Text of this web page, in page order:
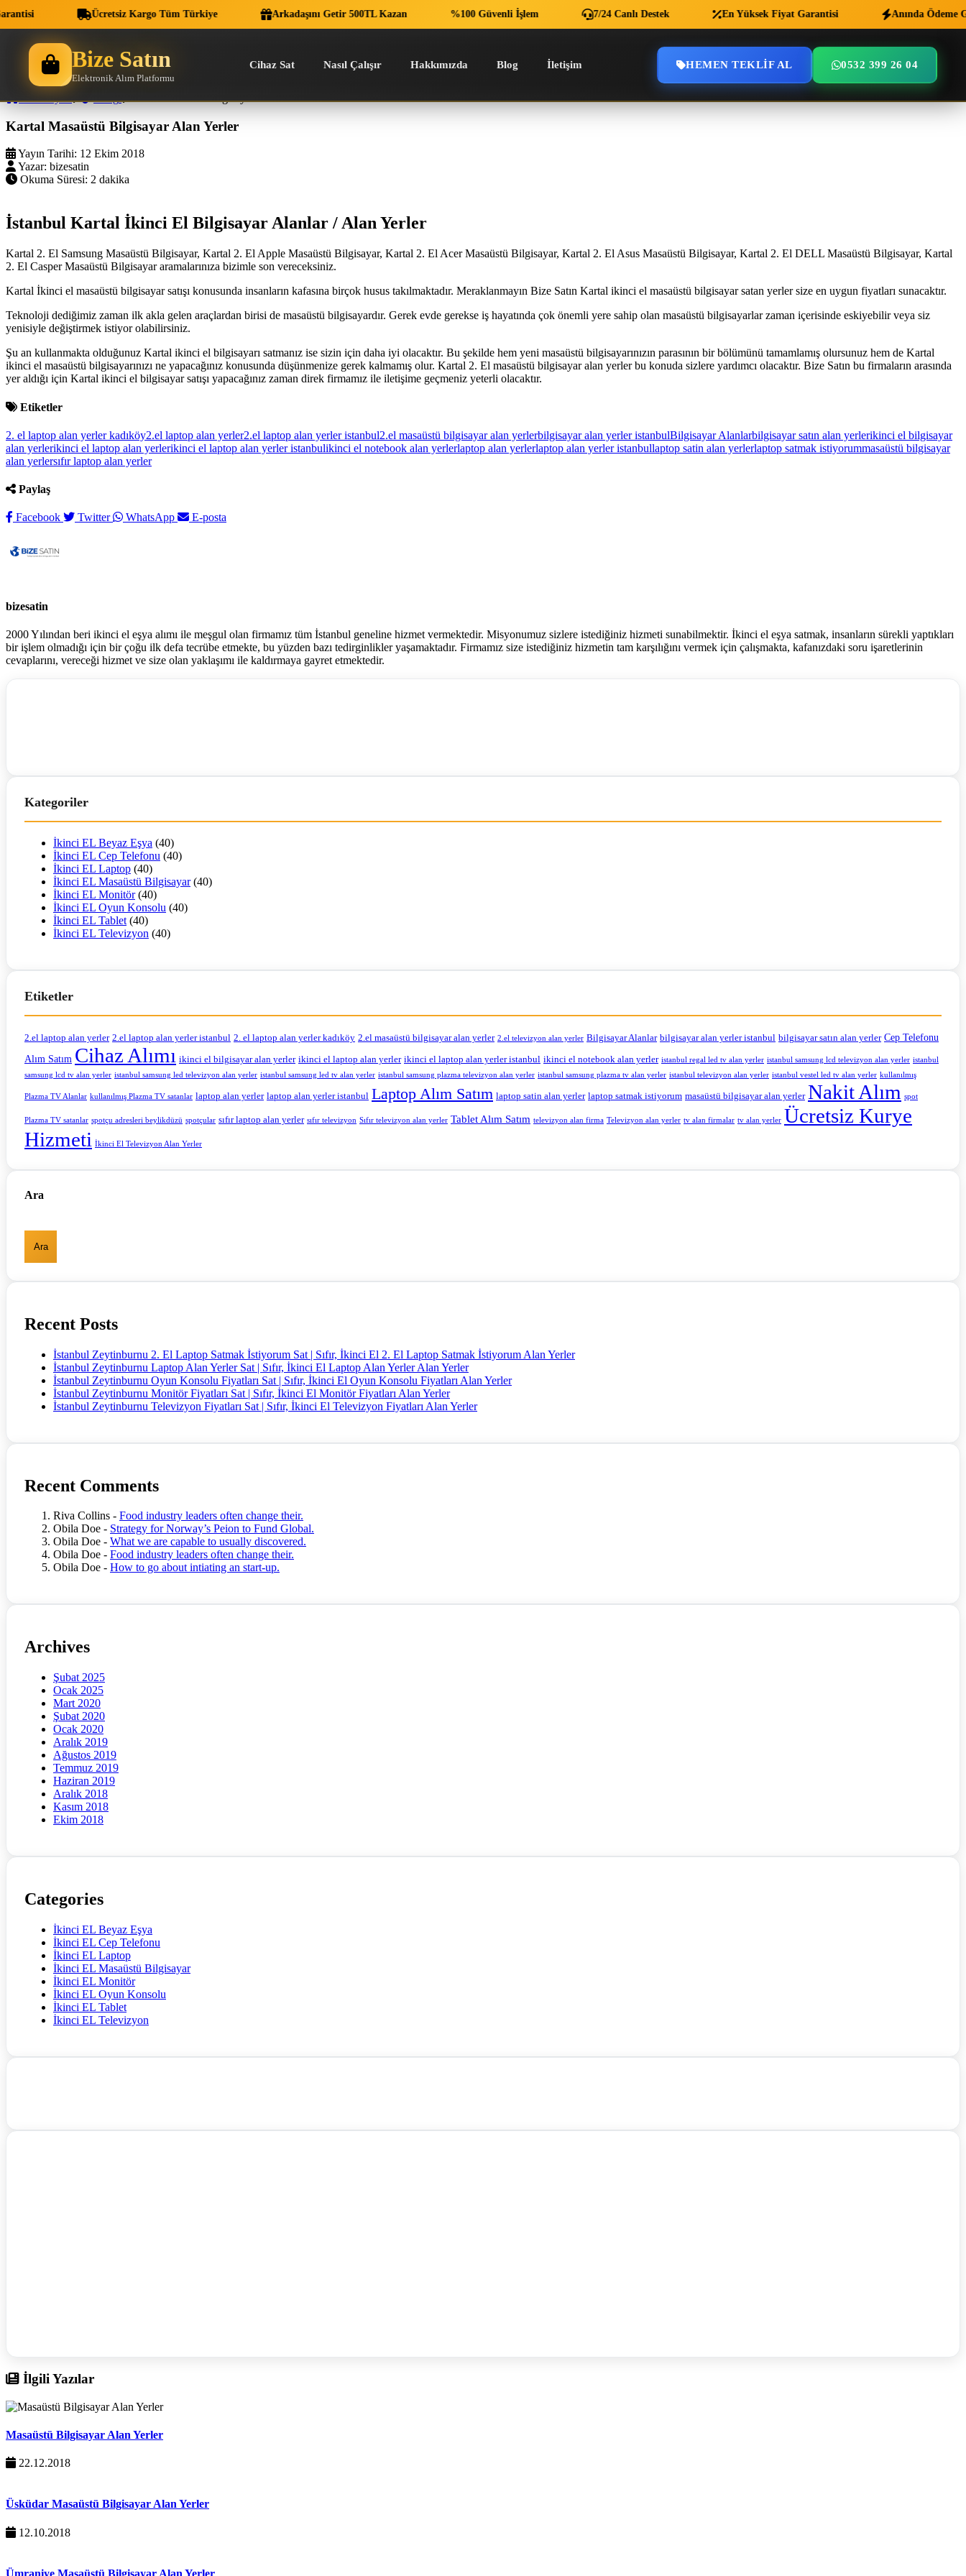
Ücretsiz Kargo Tüm Türkiye Arkadaşını Getir 500TL Kazan %100 Güvenli İşlem 7/24 Canlı Destek En Yüksek Fiyat Garantisi Anında Ödeme
Bize Satın
Elektronik Alım Platformu
Cihaz Sat Nasıl Çalışır Hakkımızda Blog İletişim HEMEN TEKLIF AL 0532 399 26 04
Ana Sayfa Blog Kartal Masaüstü Bilgisayar Alan Yerler
Kartal Masaüstü Bilgisayar Alan Yerler
Yayın Tarihi: 12 Ekim 2018
Yazar: bizesatin
Okuma Süresi: 2 dakika
İstanbul Kartal İkinci El Bilgisayar Alanlar / Alan Yerler
Kartal 2. El Samsung Masaüstü Bilgisayar, Kartal 2. El Apple Masaüstü Bilgisayar, Kartal 2. El Acer Masaüstü Bilgisayar, Kartal 2. El Asus Masaüstü Bilgisayar, Kartal 2. El DELL Masaüstü Bilgisayar, Kartal
2. El Casper Masaüstü Bilgisayar aramalarınıza bizimle son vereceksiniz.
Kartal İkinci el masaüstü bilgisayar satışı konusunda insanların kafasına birçok husus takılmaktadır. Meraklanmayın Bize Satın Kartal ikinci el masaüstü bilgisayar satan yerler size en uygun fiyatları sunacaktır.
Teknoloji dediğimiz zaman ilk akla gelen araçlardan birisi de masaüstü bilgisayardır. Gerek evde gerekse iş hayatında çok önemli yere sahip olan masaüstü bilgisayarlar zaman içerisinde eskiyebilir veya siz
yenisiyle değiştirmek istiyor olabilirsiniz.
Şu an kullanmakta olduğunuz Kartal ikinci el bilgisayarı satmanız ise sizin için daha iyi olacaktır. Bu şekilde hem yeni masaüstü bilgisayarınızın parasının bir bölümünü tamamlamış olursunuz hem de Kartal
ikinci el masaüstü bilgisayarınızı ne yapacağınız konusunda düşünmenize gerek kalmamış olur. Kartal 2. El masaüstü bilgisayar alan yerler bu konuda sizlere yardımcı olacaktır. Bize Satın bu firmaların arasında
yer aldığı için Kartal ikinci el bilgisayar satışı yapacağınız zaman direk firmamız ile iletişime geçmeniz yeterli olacaktır.
Etiketler
2. el laptop alan yerler kadıköy2.el laptop alan yerler2.el laptop alan yerler istanbul2.el masaüstü bilgisayar alan yerlerbilgisayar alan yerler istanbulBilgisayar Alanlarbilgisayar satın alan yerlerikinci el bilgisayar
alan yerlerikinci el laptop alan yerlerikinci el laptop alan yerler istanbulikinci el notebook alan yerlerlaptop alan yerlerlaptop alan yerler istanbullaptop satin alan yerlerlaptop satmak istiyorummasaüstü bilgisayar
alan yerlersıfır laptop alan yerler
Paylaş
Facebook Twitter WhatsApp E-posta
bizesatin
2000 Yılından beri ikinci el eşya alımı ile meşgul olan firmamız tüm İstanbul geneline hizmet vermektedir. Misyonumuz sizlere istediğiniz hizmeti sunabilmektir. İkinci el eşya satmak, insanların sürekli yaptıkları
bir işlem olmadığı için bir çoğu ilk defa tecrübe etmekte, bu yüzden bazı tedirginlikler yaşamaktadır. Firmamız size istediğiniz hizmetin tam karşılığını vermek için çalışmakta, kafanızdaki soru işaretlerinin
cevaplarını, vereceği hizmet ve size olan yaklaşımı ile kaldırmaya gayret etmektedir.
Kategoriler
İkinci EL Beyaz Eşya (40)
İkinci EL Cep Telefonu (40)
İkinci EL Laptop (40)
İkinci EL Masaüstü Bilgisayar(40)
İkinci EL Monitör(40)
İkinci EL Oyun Konsolu (40)
İkinci EL Tablet (40)
İkinci EL Televizyon (40)
Etiketler
2.el laptop alan yerler 2.el laptop alan yerler istanbul 2. el laptop alan yerler kadıköy 2.el masaüstü bilgisayar alan yerler 2.el televizyon alan yerler Bilgisayar Alanlar bilgisayar alan yerler istanbul bilgisayar satın alan yerler Cep Telefonu
Alım Satım Cihaz Alımı ikinci el bilgisayar alan yerler ikinci el laptop alan yerler ikinci el laptop alan yerler istanbul ikinci el notebook alan yerler istanbul regal led tv alan yerler istanbul samsung lcd televizyon alan yerler istanbul
samsung lcd tv alan yerler istanbul samsung led televizyon alan yerler istanbul samsung led tv alan yerler istanbul samsung plazma televizyon alan yerler istanbul samsung plazma tv alan yerler istanbul televizyon alan yerler istanbul vestel led tv alan yerler kullanılmış
Plazma TV Alanlar kullanılmış Plazma TV satanlar laptop alan yerler laptop alan yerler istanbul Laptop Alım Satım laptop satin alan yerler laptop satmak istiyorum masaüstü bilgisayar alan yerler Nakit Alım spot
Plazma TV satanlar spotçu adresleri beylikdüzü spotçular sıfır laptop alan yerler sıfır televizyon Sıfır televizyon alan yerler Tablet Alım Satım televizyon alan firma Televizyon alan yerler tv alan firmalar tv alan yerler Ücretsiz Kurye
Hizmeti İkinci El Televizyon Alan Yerler
Ara
Ara
Recent Posts
İstanbul Zeytinburnu 2. El Laptop Satmak İstiyorum Sat | Sıfır, İkinci El 2. El Laptop Satmak İstiyorum Alan Yerler
İstanbul Zeytinburnu Laptop Alan Yerler Sat | Sıfır, İkinci El Laptop Alan Yerler Alan Yerler
İstanbul Zeytinburnu Oyun Konsolu Fiyatları Sat | Sıfır, İkinci El Oyun Konsolu Fiyatları Alan Yerler
İstanbul Zeytinburnu Monitör Fiyatları Sat | Sıfır, İkinci El Monitör Fiyatları Alan Yerler
İstanbul Zeytinburnu Televizyon Fiyatları Sat | Sıfır, İkinci El Televizyon Fiyatları Alan Yerler
Recent Comments
Riva Collins - Food industry leaders often change their.
Obila Doe - Strategy for Norway’s Peion to Fund Global.
Obila Doe - What we are capable to usually discovered.
Obila Doe - Food industry leaders often change their.
Obila Doe - How to go about intiating an start-up.
Archives
Şubat 2025
Ocak 2025
Mart 2020
Şubat 2020
Ocak 2020
Aralık 2019
Ağustos 2019
Temmuz 2019
Haziran 2019
Aralık 2018
Kasım 2018
Ekim 2018
Categories
İkinci EL Beyaz Eşya
İkinci EL Cep Telefonu
İkinci EL Laptop
İkinci EL Masaüstü Bilgisayar
İkinci EL Monitör
İkinci EL Oyun Konsolu
İkinci EL Tablet
İkinci EL Televizyon
İlgili Yazılar
Masaüstü Bilgisayar Alan Yerler
22.12.2018
Üsküdar Masaüstü Bilgisayar Alan Yerler
12.10.2018
Ümraniye Masaüstü Bilgisayar Alan Yerler